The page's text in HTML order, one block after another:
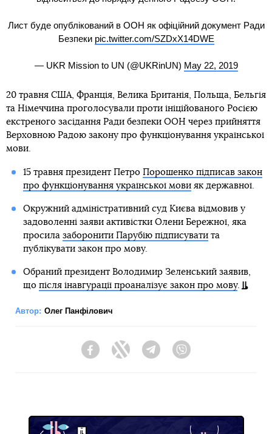
Лист буде опублікований в ООН як офіційний документ Ради
Безпеки pic.twitter.com/SZDxX14DWE
— UKR Mission to UN (@UKRinUN) May 22, 2019
20 травня США, Франція, Велика Британія, Польща, Бельгія
та Німеччина проголосували проти ініційованого Росією
екстреного засідання Ради безпеки ООН через прийняття
Верховною Радою закону про функціонування української
мови.
15 травня президент Петро Порошенко підписав закон
про функціонування української мовияк державної.
Окружний адміністративний суд Києва відмовив у
задоволенні заяви активістки Олени Бережної, яка
просила заборонити Парубію підписуватита
публікувати закон про мову.
Обраний президент Володимир Зеленський заявив,
що після інавгурації проаналізує закон про мову.
Автор: Олег Панфілович
FacebookTwitter Telegram